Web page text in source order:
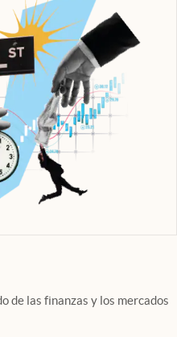
de las finanzas y los mercados